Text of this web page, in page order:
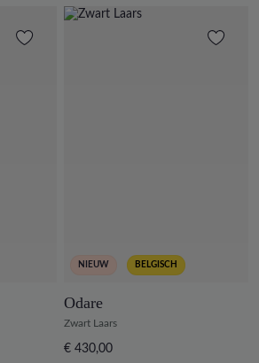
NIEUW BELGISCH
Odare
Zwart Laars
€ 430,00